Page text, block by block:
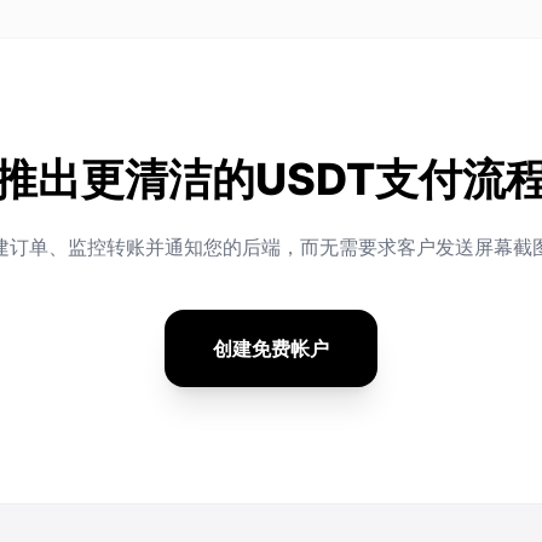
出更清洁的USDT支付流
订单、监控转账并通知您的后端，而无需要求客户发送屏幕截
创建免费帐户